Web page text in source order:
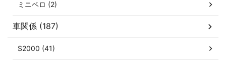
ミニベロ (2)
車関係 (187)
S2000 (41)